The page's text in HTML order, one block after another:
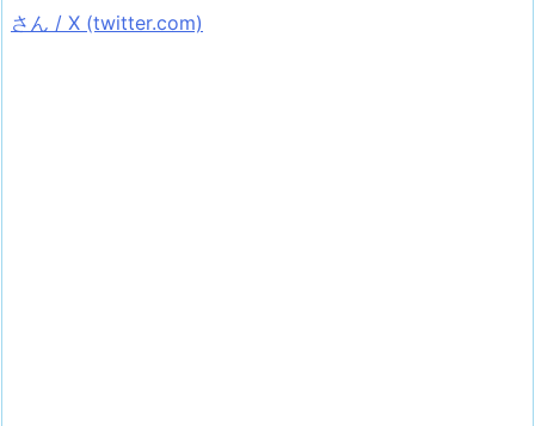
さん / X (twitter.com)